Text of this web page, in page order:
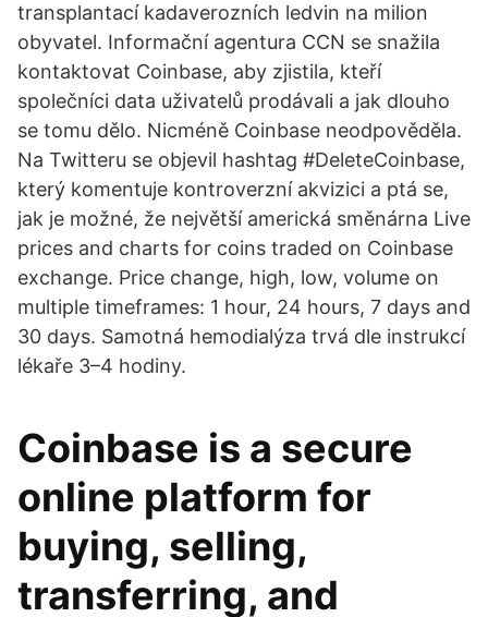
transplantací kadaverozních ledvin na milion
obyvatel. Informační agentura CCN se snažila
kontaktovat Coinbase, aby zjistila, kteří
společníci data uživatelů prodávali a jak dlouho
se tomu dělo. Nicméně Coinbase neodpověděla.
Na Twitteru se objevil hashtag #DeleteCoinbase,
který komentuje kontroverzní akvizici a ptá se,
jak je možné, že největší americká směnárna Live
prices and charts for coins traded on Coinbase
exchange. Price change, high, low, volume on
multiple timeframes: 1 hour, 24 hours, 7 days and
30 days. Samotná hemodialýza trvá dle instrukcí
lékaře 3–4 hodiny.
Coinbase is a secure
online platform for
buying, selling,
transferring, and